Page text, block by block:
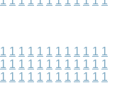
1 1 1 1 1 1 1 1 1 1 1 1
1 1 1 1 1 1 1 1 1 1 1 1
1 1 1 1 1 1 1 1 1 1 1 1